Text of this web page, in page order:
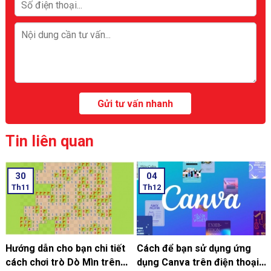
Tin liên quan
30
Th11
Hướng dẫn cho bạn chi tiết
cách chơi trò Dò Mìn trên
04
Th12
Cách để bạn sử dụng ứng
dụng Canva trên điện thoại